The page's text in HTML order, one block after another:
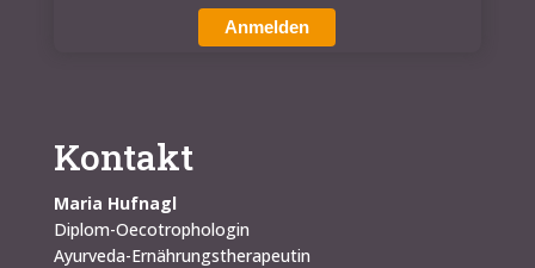
Anmelden
Kontakt
Maria Hufnagl
Diplom-Oecotrophologin
Ayurveda-Ernährungstherapeutin